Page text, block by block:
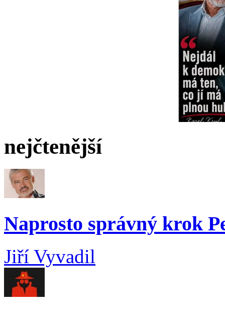
nejčtenější
Naprosto správný krok
Jiří Vyvadil